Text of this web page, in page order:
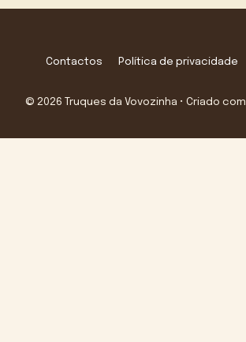
Contactos Política de privacidade
© 2026 Truques da Vovozinha • Criado com